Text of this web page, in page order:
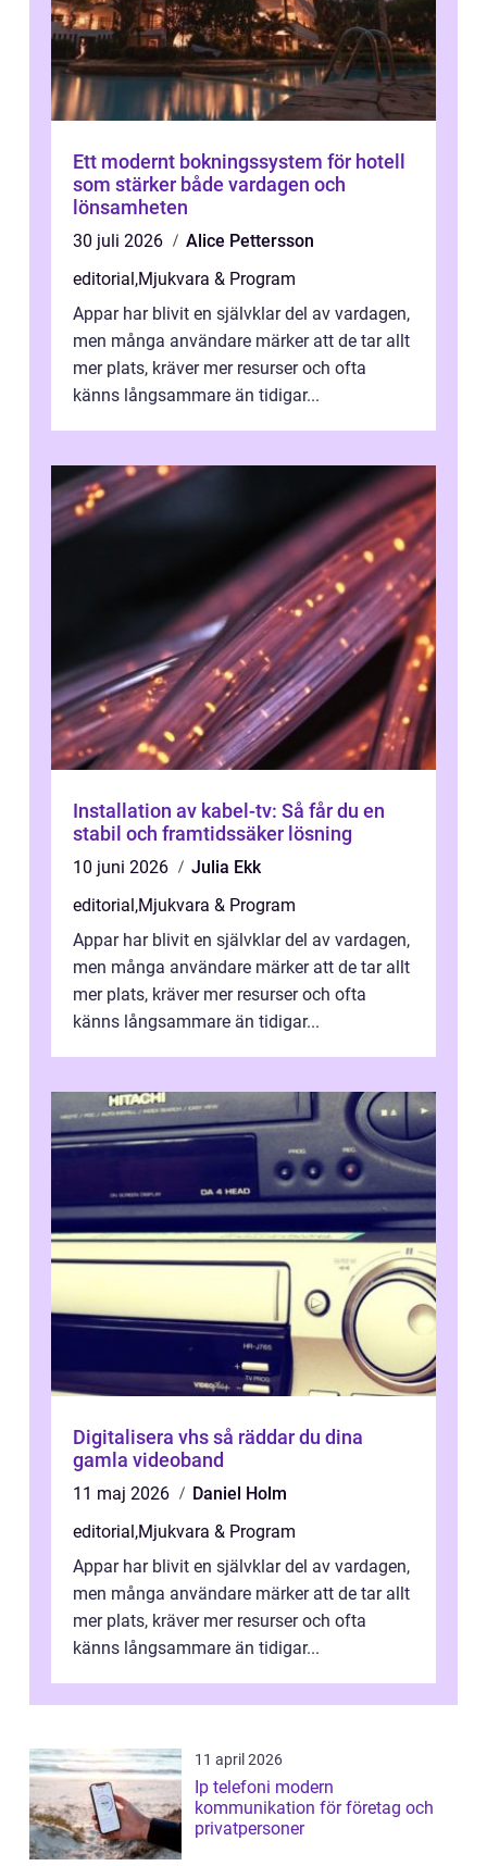
Ett modernt bokningssystem för hotell
som stärker både vardagen och
lönsamheten
30 juli 2026
Alice Pettersson
editorial,Mjukvara & Program
Appar har blivit en självklar del av vardagen,
men många användare märker att de tar allt
mer plats, kräver mer resurser och ofta
känns långsammare än tidigar...
Installation av kabel-tv: Så får du en
stabil och framtidssäker lösning
10 juni 2026
Julia Ekk
editorial,Mjukvara & Program
Appar har blivit en självklar del av vardagen,
men många användare märker att de tar allt
mer plats, kräver mer resurser och ofta
känns långsammare än tidigar...
Digitalisera vhs så räddar du dina
gamla videoband
11 maj 2026
Daniel Holm
editorial,Mjukvara & Program
Appar har blivit en självklar del av vardagen,
men många användare märker att de tar allt
mer plats, kräver mer resurser och ofta
känns långsammare än tidigar...
11 april 2026
Ip telefoni modern
kommunikation för företag och
privatpersoner